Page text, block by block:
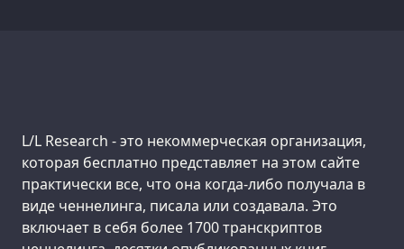
Support us:
L/L Research - это некоммерческая организация,
которая бесплатно представляет на этом сайте
практически все, что она когда-либо получала в
виде ченнелинга, писала или создавала. Это
включает в себя более 1700 транскриптов